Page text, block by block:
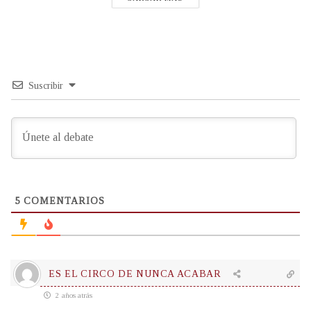
Suscribir
5 COMENTARIOS
ES EL CIRCO DE NUNCA ACABAR
2 años atrás